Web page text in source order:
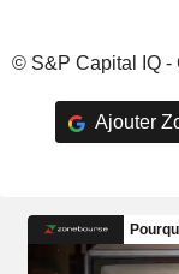
© S&P Capital IQ -
Ajouter